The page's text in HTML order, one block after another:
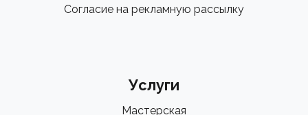
Согласие на рекламную рассылку
Услуги
Мастерская